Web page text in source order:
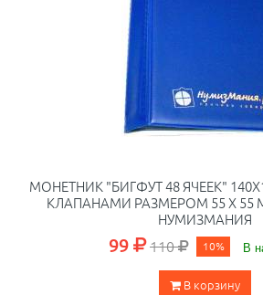
МОНЕТНИК "БИГФУТ 48 ЯЧЕЕК"
КЛАПАНАМИ РАЗМЕРОМ 55 Х 55
НУМИЗМАНИЯ
99 110 10% В
В корзину